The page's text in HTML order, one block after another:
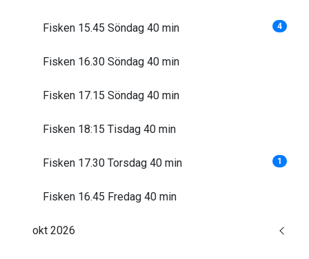
Fisken 15.45 Söndag 40 min 4
Fisken 16.30 Söndag 40 min
Fisken 17.15 Söndag 40 min
Fisken 18:15 Tisdag 40 min
Fisken 17.30 Torsdag 40 min 1
Fisken 16.45 Fredag 40 min
okt 2026